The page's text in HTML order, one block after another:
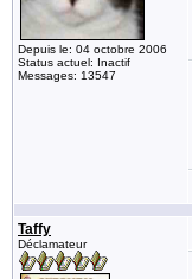
Depuis le: 04 octobre 2006
Status actuel: Inactif
Messages: 13547
Taffy
Déclamateur